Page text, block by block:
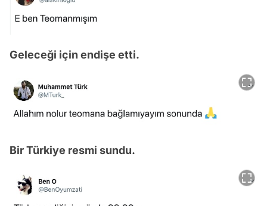
Geleceği için endişe etti.
Bir Türkiye resmi sundu.